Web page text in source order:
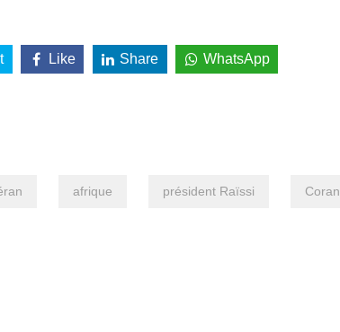
Like Share WhatsApp
afrique président Raïssi Coran